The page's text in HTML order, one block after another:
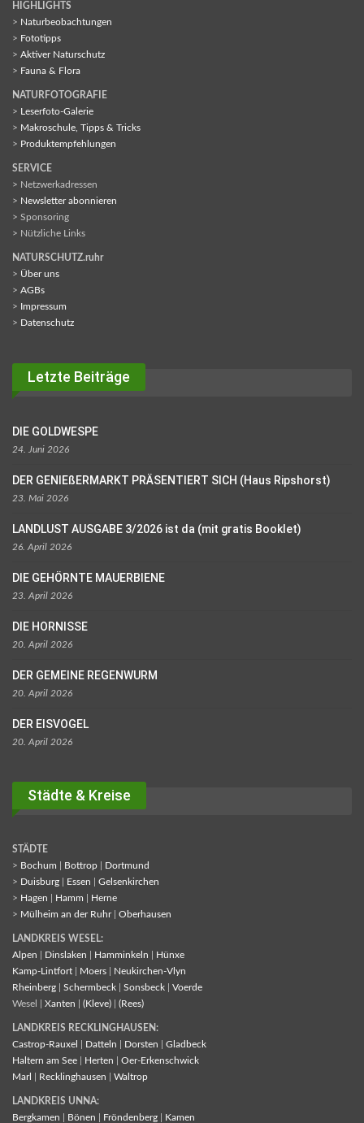
HIGHLIGHTS
> Naturbeobachtungen
> Fototipps
> Aktiver Naturschutz
> Fauna & Flora
NATURFOTOGRAFIE
> Leserfoto-Galerie
> Makroschule, Tipps & Tricks
> Produktempfehlungen
SERVICE
> Netzwerkadressen
> Newsletter abonnieren
> Sponsoring
> Nützliche Links
NATURSCHUTZ.ruhr
> Über uns
> AGBs
> Impressum
> Datenschutz
Letzte Beiträge
DIE GOLDWESPE
24. Juni 2026
DER GENIEßERMARKT PRÄSENTIERT SICH (Haus Ripshorst)
23. Mai 2026
LANDLUST AUSGABE 3/2026 ist da (mit gratis Booklet)
26. April 2026
DIE GEHÖRNTE MAUERBIENE
23. April 2026
DIE HORNISSE
20. April 2026
DER GEMEINE REGENWURM
20. April 2026
DER EISVOGEL
20. April 2026
Städte & Kreise
STÄDTE
> Bochum Bottrop
Dortmund
> Duisburg Essen
Gelsenkirchen
> Hagen Hamm
Herne
> Mülheim an der Ruhr| Oberhausen
LANDKREIS WESEL:
Alpen
Dinslaken Hamminkeln
Hünxe
Kamp-Lintfort
Moers
Neukirchen-Vlyn
Rheinberg
Schermbeck Sonsbeck
Voerde
Wesel | Xanten (Kleve) (Rees)
LANDKREIS RECKLINGHAUSEN:
Castrop-Rauxel
Datteln Dorsten
Gladbeck
Haltern am See
Herten
Oer-Erkenschwick
Marl
Recklinghausen Waltrop
LANDKREIS UNNA:
Bergkamen
Bönen Fröndenberg Kamen